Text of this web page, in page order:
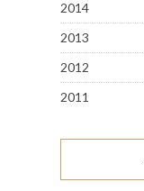
2014
2013
2012
2011